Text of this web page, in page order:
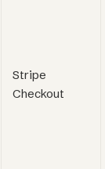
Stripe
Checkout